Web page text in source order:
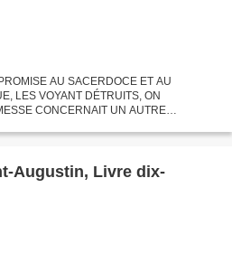
AU SACERDOCE ET AU
LES VOYANT DÉTRUITS, ON
CONCERNAIT UN AUTRE
maintenant...
Augustin, Livre dix-